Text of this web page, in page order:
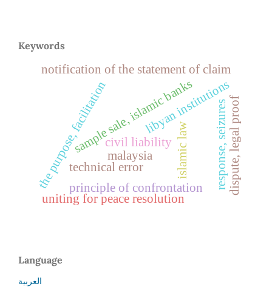
Keywords
sample sale, islamic banks
malaysia
libyan institutions
the purpose, facilitation islamic law
principle of confrontation
notification of the statement of claim
civil liability response, seizuresdispute, legal proof
uniting for peace resolution
technical error
Language
العربية